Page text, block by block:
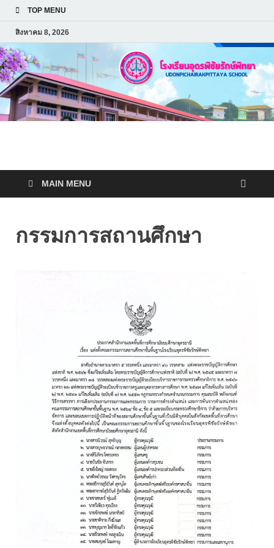
TOP MENU
สิงหาคม 8, 2026
โรงเรียนอุดพิชัยรักษ์พิทยา
Udonpichairakpittaya
MAIN MENU
กรรมการสถานศึกษา